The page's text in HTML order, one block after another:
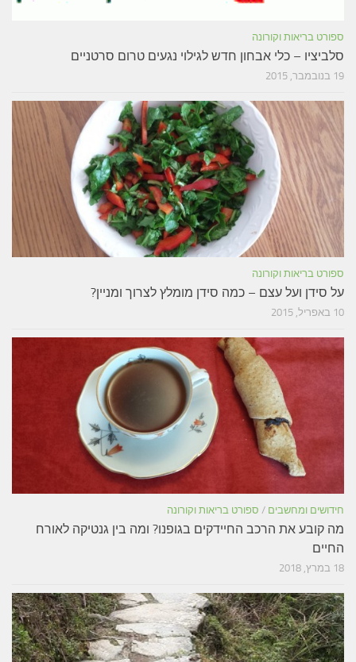
ספורט בריאות וקורונה
סלביציו – כלי אבחון חדש לגילוי נגעים טרום סרטניים
19 בנובמבר, 2015
ספורט בריאות וקורונה
על סידן ועל עצם – כמה סידן מומלץ לצרוך ומניין?
10 באפריל, 2015
חידושים ומחשבים / ספורט בריאות וקורונה
מה קובע את הרכב החיידקים בגופנו? ומה בין גנטיקה לאורח
החיים
18 במרץ, 2018